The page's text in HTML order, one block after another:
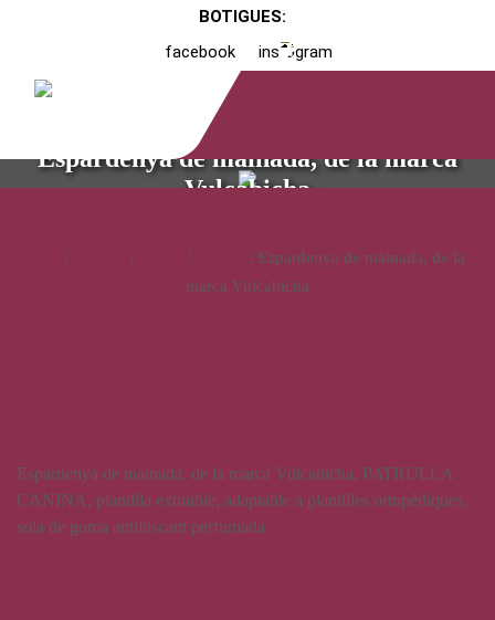
BOTIGUES:
facebook
instagram
Espardenya de mainada, de la marca
Vulcabicha
/ / /
/ Espardenya de mainada, de la
marca Vulcabicha
Espardenya de mainada, de la marca Vulcabicha, PATRULLA
CANINA, plantilla extraible, adaptable a plantilles ortopèdiques,
sola de goma antilliscant perfumada